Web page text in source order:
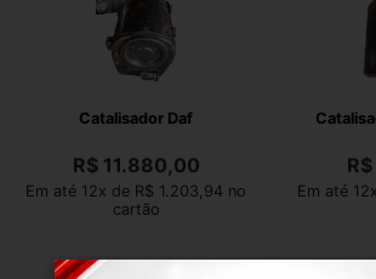
Catalisador Daf
R$11.880,00
Em até 12x de R$ 1.203,94 no
cartão
R$
Em até